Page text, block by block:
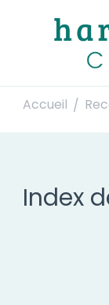
Accueil /
Index